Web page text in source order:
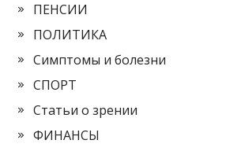
ПЕНСИИ
ПОЛИТИКА
Симптомы и болезни
СПОРТ
Статьи о зрении
ФИНАНСЫ